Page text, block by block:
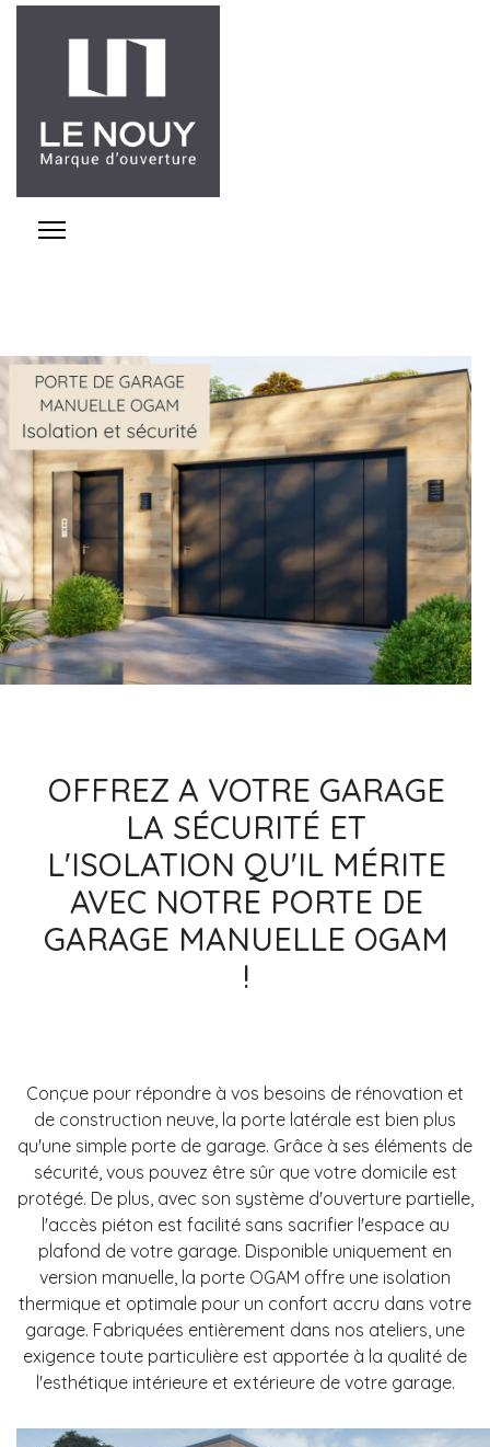
OFFREZ A VOTRE GARAGE
LA SÉCURITÉ ET
L'ISOLATION QU'IL MÉRITE
AVEC NOTRE PORTE DE
GARAGE MANUELLE OGAM
!
Conçue pour répondre à vos besoins de rénovation et
de construction neuve, la porte latérale est bien plus
qu'une simple porte de garage. Grâce à ses éléments de
sécurité, vous pouvez être sûr que votre domicile est
protégé. De plus, avec son système d'ouverture partielle,
l'accès piéton est facilité sans sacrifier l'espace au
plafond de votre garage. Disponible uniquement en
version manuelle, la porte OGAM offre une isolation
thermique et optimale pour un confort accru dans votre
garage. Fabriquées entièrement dans nos ateliers, une
exigence toute particulière est apportée à la qualité de
l'esthétique intérieure et extérieure de votre garage.